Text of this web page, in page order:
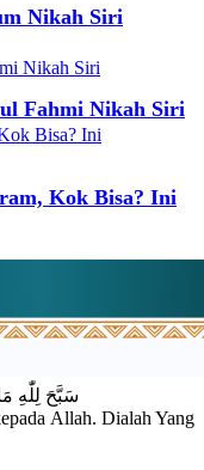
Nikah Siri
Fahmi Nikah Siri
Kok Bisa? Ini
سَبَّحَ لِلّٰهِ
Allah. Dialah Yang